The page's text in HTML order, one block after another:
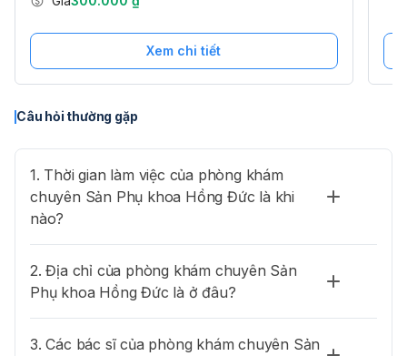
Xem chi tiết
Câu hỏi thường gặp
1. Thời gian làm việc của phòng khám
chuyên Sản Phụ khoa Hồng Đức là khi
nào?
2. Địa chỉ của phòng khám chuyên Sản
Phụ khoa Hồng Đức là ở đâu?
3. Các bác sĩ của phòng khám chuyên Sản